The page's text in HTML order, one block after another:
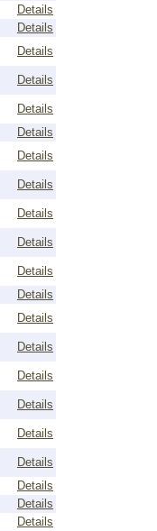
Details
Details
Details
Details
Details
Details
Details
Details
Details
Details
Details
Details
Details
Details
Details
Details
Details
Details
Details
Details
Details